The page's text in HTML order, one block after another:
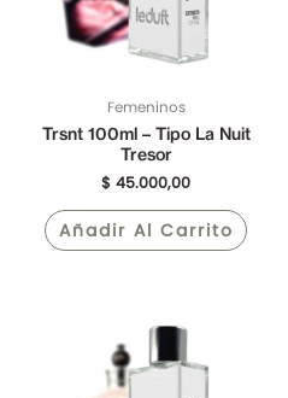
Femeninos
Trsnt 100ml – Tipo La Nuit
Tresor
$ 45.000,00
Añadir Al Carrito
precio
original
era:
$ 45.000,00.